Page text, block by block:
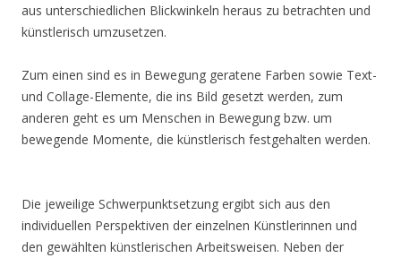
aus unterschiedlichen Blickwinkeln heraus zu betrachten und
künstlerisch umzusetzen.
Zum einen sind es in Bewegung geratene Farben sowie Text-
und Collage-Elemente, die ins Bild gesetzt werden, zum
anderen geht es um Menschen in Bewegung bzw. um
bewegende Momente, die künstlerisch festgehalten werden.
Die jeweilige Schwerpunktsetzung ergibt sich aus den
individuellen Perspektiven der einzelnen Künstlerinnen und
den gewählten künstlerischen Arbeitsweisen. Neben der